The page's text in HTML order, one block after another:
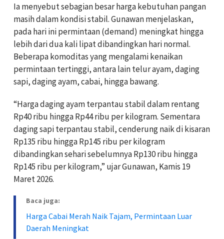
Ia menyebut sebagian besar harga kebutuhan pangan
masih dalam kondisi stabil. Gunawan menjelaskan,
pada hari ini permintaan (demand) meningkat hingga
lebih dari dua kali lipat dibandingkan hari normal.
Beberapa komoditas yang mengalami kenaikan
permintaan tertinggi, antara lain telur ayam, daging
sapi, daging ayam, cabai, hingga bawang.
“Harga daging ayam terpantau stabil dalam rentang
Rp40 ribu hingga Rp44 ribu per kilogram. Sementara
daging sapi terpantau stabil, cenderung naik di kisaran
Rp135 ribu hingga Rp145 ribu per kilogram
dibandingkan sehari sebelumnya Rp130 ribu hingga
Rp145 ribu per kilogram,” ujar Gunawan, Kamis 19
Maret 2026.
Baca juga:
Harga Cabai Merah Naik Tajam, Permintaan Luar
Daerah Meningkat